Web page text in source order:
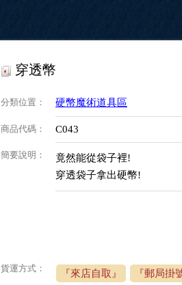
穿透幣
分類位置 ： 硬幣魔術道具區
商品代碼 ： C043
簡要說明 ：
竟然能從袋子裡!
穿透袋子拿出硬幣!
貨運方式： 『來店自取』 『郵局掛